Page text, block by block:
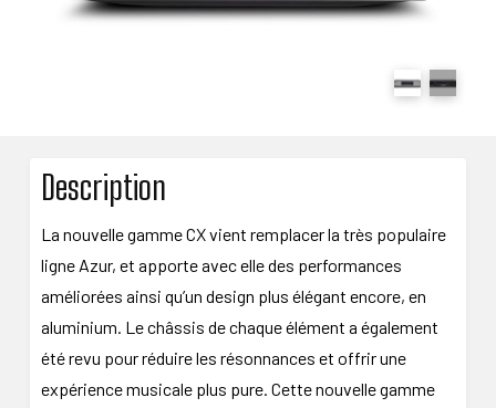
Description
La nouvelle gamme CX vient remplacer la très populaire
ligne Azur, et apporte avec elle des performances
améliorées ainsi qu’un design plus élégant encore, en
aluminium. Le châssis de chaque élément a également
été revu pour réduire les résonnances et offrir une
expérience musicale plus pure. Cette nouvelle gamme